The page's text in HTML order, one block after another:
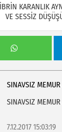
KARANLIK
VE SESSİZ
SINAVSIZ
SINAVSIZ
7.12.2017 15:03:19